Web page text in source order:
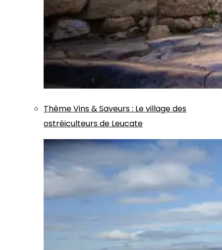
ThèmeVins & Saveurs: Le village des
ostréiculteurs de Leucate